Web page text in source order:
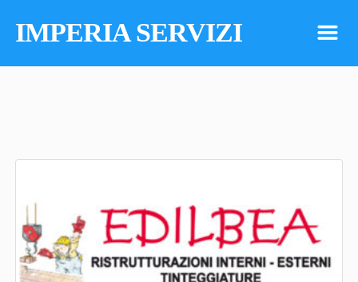
IMPERIA SERVIZI m